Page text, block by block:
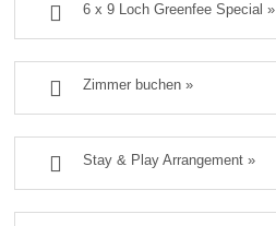
 6 x 9 Loch Greenfee Special »
 Zimmer buchen »
 Stay & Play Arrangement »